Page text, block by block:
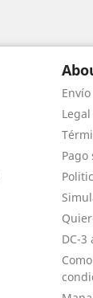
Envío
Pago
DC-3